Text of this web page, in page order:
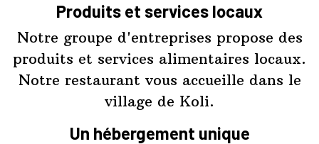
Produits et services locaux
Notre groupe d'entreprises propose des
produits et services alimentaires locaux.
Notre restaurant vous accueille dans le
village de Koli.
Un hébergement unique